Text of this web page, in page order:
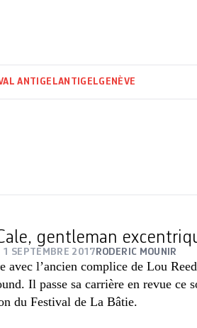
ANTIGELANTIGELGENÈVE
gentleman
1 SEPTEMBRE 2017 RODERIC MOUNIR
avec l’ancien complice de Lou
Il passe sa ­carrière en revue ce
du Festival de La Bâtie.